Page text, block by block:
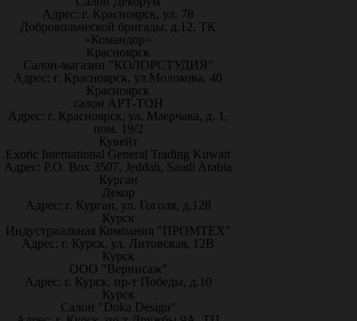
Адрес: г. Красноярск, ул. 78
Добровольческой бригады, д.12, ТК
«Командор»
Красноярск
Салон-магазин "КОЛОРСТУДИЯ"
Адрес: г. Красноярск, ул.Молокова, 40
Красноярск
салон АРТ-ТОН
Адрес: г. Красноярск, ул. Маерчака, д. 1,
пом. 19/2
Кувейт
Exotic International General Trading Kuwait
Адрес: P.O. Box 3507, Jeddah, Saudi Arabia
Курган
Декор
Адрес: г. Курган, ул. Гоголя, д.128
Курск
Индустриальная Компания "ПРОМТЕХ"
Адрес: г. Курск, ул. Литовская, 12В
Курск
ООО "Вернисаж"
Адрес: г. Курск, пр-т Победы, д.10
Курск
Салон "Doka Design"